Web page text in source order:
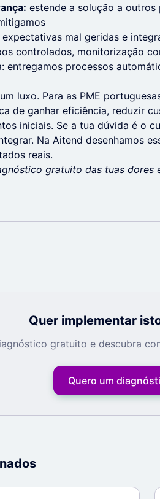
estende a solução a
mal geridas e
controlados, monitorização
entregamos processos
luxo. Para as PME
de ganhar eficiência, reduzir
iniciais. Se a tua dúvida é o
Na Aitend desenhamos
reais.
gratuito das tuas
Quer implementar
gratuito e descubra
Quero um